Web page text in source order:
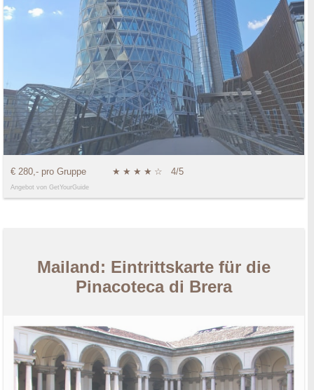
€ 280,- pro Gruppe ★ ★ ★ ★ ☆ 4/5
Angebot von GetYourGuide
Mailand: Eintrittskarte für die
Pinacoteca di Brera